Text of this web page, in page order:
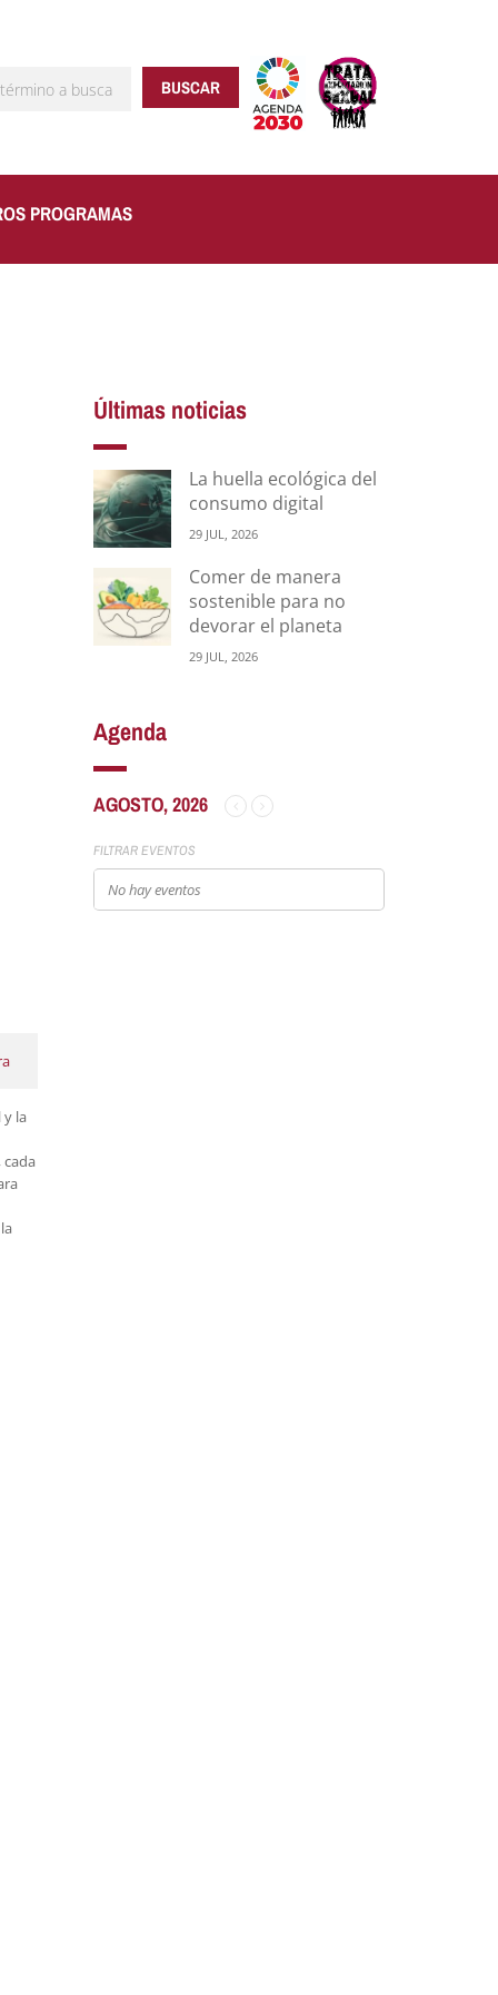
BUSCAR
PROGRAMAS
y la
cada
Últimas noticias
La huella ecológica del
consumo digital
29 JUL, 2026
Comer de manera
sostenible para no
devorar el planeta
29 JUL, 2026
Agenda
AGOSTO, 2026
FILTRAR EVENTOS
No hay eventos